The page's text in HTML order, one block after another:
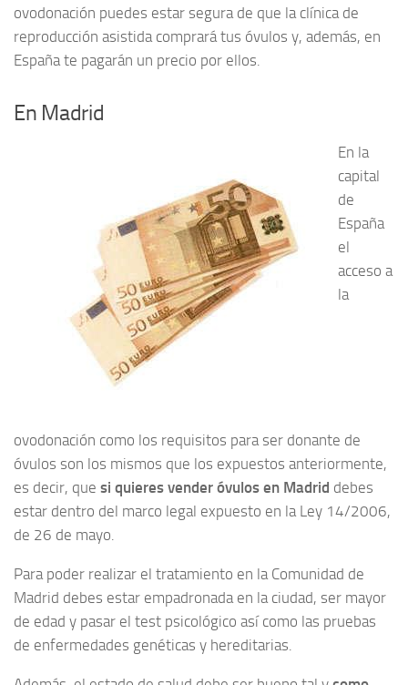
ovodonación puedes estar segura de que la clínica de
reproducción asistida comprará tus óvulos y, además, en
España te pagarán un precio por ellos.
En Madrid
En la
capital
de
España
el
acceso a
la
ovodonación como los requisitos para ser donante de
óvulos son los mismos que los expuestos anteriormente,
es decir, que si quieres vender óvulos en Madrid debes
estar dentro del marco legal expuesto en la Ley 14/2006,
de 26 de mayo.
Para poder realizar el tratamiento en la Comunidad de
Madrid debes estar empadronada en la ciudad, ser mayor
de edad y pasar el test psicológico así como las pruebas
de enfermedades genéticas y hereditarias.